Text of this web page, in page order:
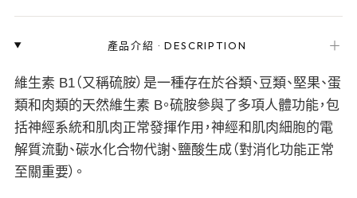
產品介紹 ·DESCRIPTION ＋
維生素 B1（又稱硫胺）是一種存在於谷類、豆類、堅果、蛋
類和肉類的天然維生素 B。硫胺參與了多項人體功能，包
括神經系統和肌肉正常發揮作用，神經和肌肉細胞的電
解質流動、碳水化合物代謝、鹽酸生成（對消化功能正常
至關重要）。